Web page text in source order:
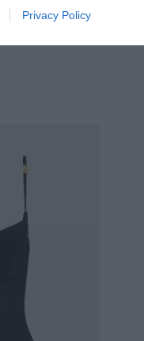
Privacy Policy